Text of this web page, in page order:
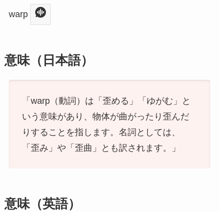
warp
意味（日本語）
「warp（動詞）は「歪める」「ゆがむ」と
いう意味があり、物体が曲がったり歪んだ
りすることを指します。名詞としては、
「歪み」や「歪曲」とも訳されます。」
意味（英語）